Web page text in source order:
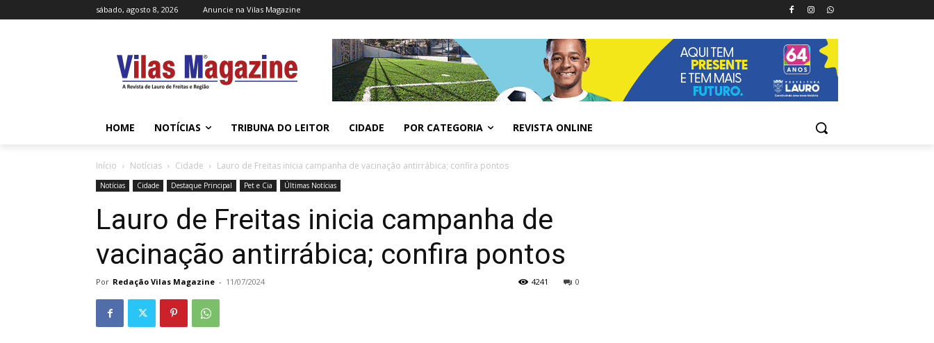
sábado, agosto 8, 2026 Anuncie na Vilas Magazine
HOME NOTÍCIAS TRIBUNA DO LEITOR CIDADE POR CATEGORIA REVISTA ONLINE
Início Notícias Cidade Lauro de Freitas inicia campanha de vacinação antirrábica; confira pontos
Notícias Cidade Destaque Principal Pet e Cia Últimas Notícias
Lauro de Freitas inicia campanha de
vacinação antirrábica; confira pontos
Por Redação Vilas Magazine - 11/07/2024 0
4241